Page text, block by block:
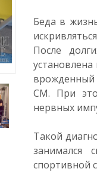
Беда в
После
врожденный
СМ. При
нервных
Такой
занимался
спортивной